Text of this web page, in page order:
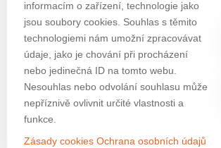
informacím o zařízení, technologie jako
jsou soubory cookies. Souhlas s těmito
technologiemi nám umožní zpracovávat
údaje, jako je chování při procházení
nebo jedinečná ID na tomto webu.
Nesouhlas nebo odvolání souhlasu může
nepříznivě ovlivnit určité vlastnosti a
funkce.
Zásady cookies Ochrana osobních údajů